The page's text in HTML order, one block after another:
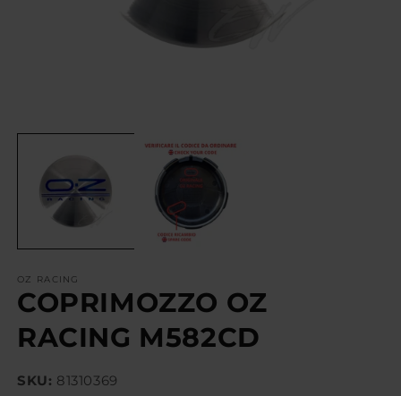
OZ RACING
COPRIMOZZO OZ
RACING M582CD
SKU: 81310369